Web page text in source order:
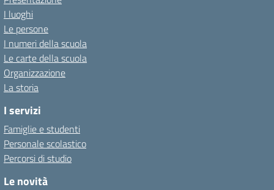
I luoghi
Le persone
I numeri della scuola
Le carte della scuola
Organizzazione
La storia
I servizi
Famiglie e studenti
Personale scolastico
Percorsi di studio
Le novità